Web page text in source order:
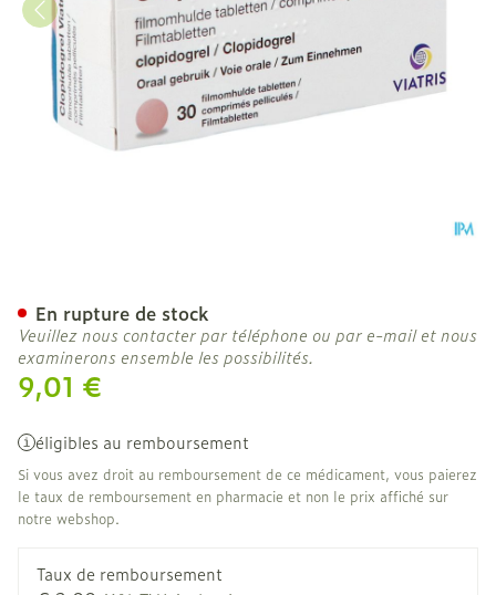
9,01 €
éligibles au remboursement
Si vous avez droit au remboursement de ce médicament, vous paierez
le taux de remboursement en pharmacie et non le prix affiché sur
notre webshop.
Taux de remboursement
En rupture de stock
Veuillez nous contacter par téléphone ou par e-mail et nous
examinerons ensemble les possibilités.